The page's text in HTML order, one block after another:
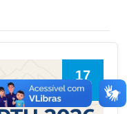
17
Jun